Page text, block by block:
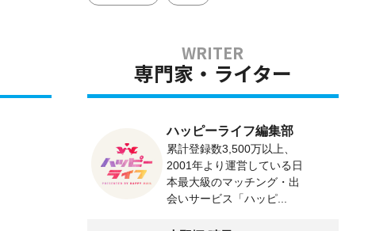
専門家・ライター
ハッピーライフ編集部
累計登録数3,500万以上、
2001年より運営している日
本最大級のマッチング・出
会いサービス「ハッピ...